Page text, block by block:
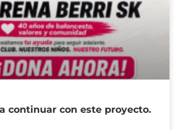
continuar con este proyecto.